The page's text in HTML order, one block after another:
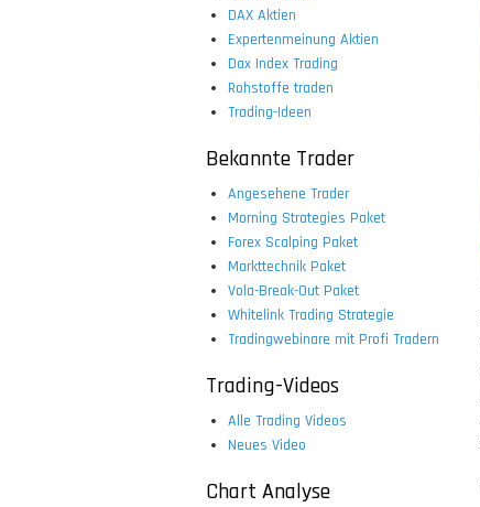
DAX Aktien
Expertenmeinung Aktien
Dax Index Trading
Rohstoffe traden
Trading-Ideen
Bekannte Trader
Angesehene Trader
Morning Strategies Paket
Forex Scalping Paket
Markttechnik Paket
Vola-Break-Out Paket
Whitelink Trading Strategie
Tradingwebinare mit Profi Tradern
Trading-Videos
Alle Trading Videos
Neues Video
Chart Analyse